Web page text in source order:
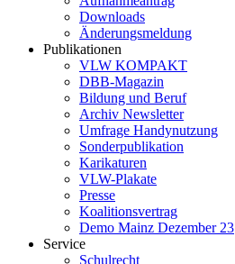
Downloads
Änderungsmeldung
Publikationen
VLW KOMPAKT
DBB-Magazin
Bildung und Beruf
Archiv Newsletter
Umfrage Handynutzung
Sonderpublikation
Karikaturen
VLW-Plakate
Presse
Koalitionsvertrag
Demo Mainz Dezember 23
Service
Schulrecht